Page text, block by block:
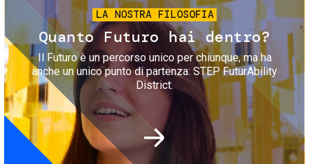
LA NOSTRA FILOSOFIA
Quanto Futuro hai dentro?
Il Futuro è un percorso unico per chiunque, ma ha
anche un unico punto di partenza: STEP FuturAbility
District.